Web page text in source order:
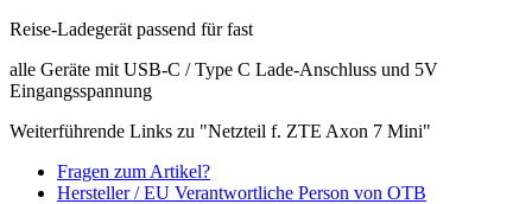
Reise-Ladegerät passend für fast
alle Geräte mit USB-C / Type C Lade-Anschluss und 5V
Eingangsspannung
Weiterführende Links zu "Netzteil f. ZTE Axon 7 Mini"
Fragen zum Artikel?
Hersteller / EU Verantwortliche Person von OTB